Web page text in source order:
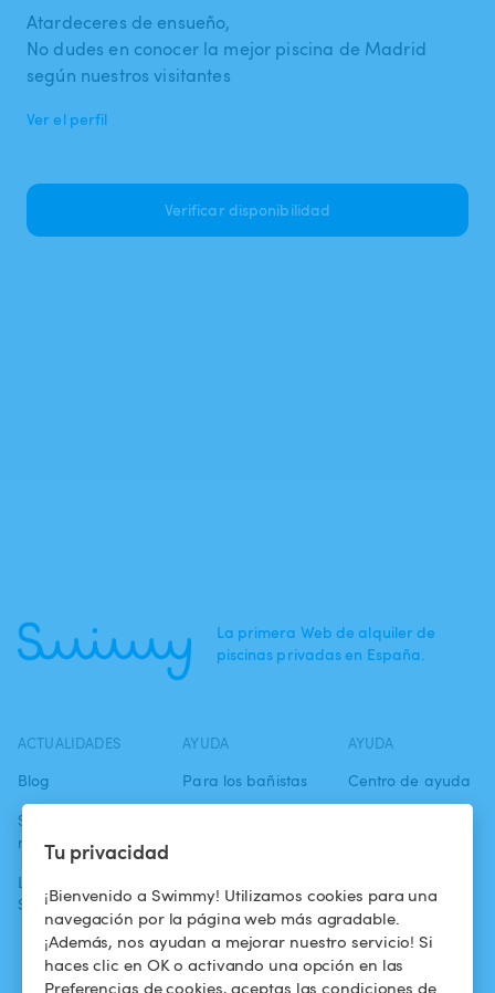
Tu privacidad
¡Bienvenido a Swimmy! Utilizamos cookies para una
navegación por la página web más agradable.
¡Además, nos ayudan a mejorar nuestro servicio! Si
haces clic en OK o activando una opción en las
Preferencias de cookies, aceptas las condiciones de
Atardeceres de ensueño,
No dudes en conocer la mejor piscina de Madrid
según nuestros visitantes
Ver el perfil
Verificar disponibilidad
La primera Web de alquiler de
piscinas privadas en España.
ACTUALIDADES
Blog
Swimmy en los
medios
La aventura
Swimmy
AYUDA
Para los bañistas
piscina
¿Cómo funciona?
AYUDA
Centro de ayuda
confidencialidad
Aviso legal